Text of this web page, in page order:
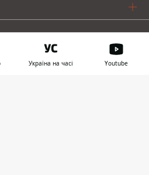
Україна на часі Youtube